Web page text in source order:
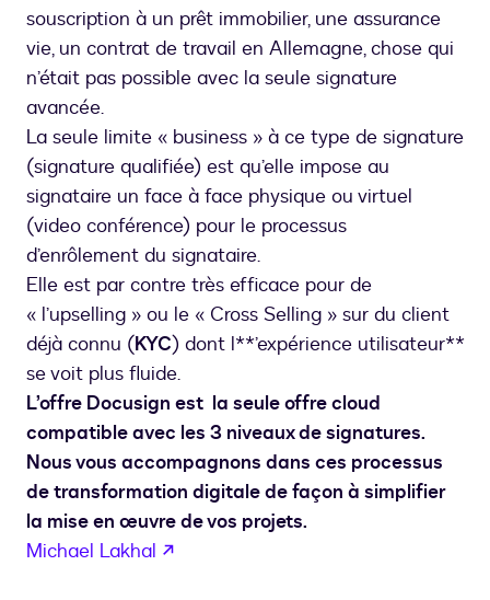
souscription à un prêt immobilier, une assurance
vie, un contrat de travail en Allemagne, chose qui
n’était pas possible avec la seule signature
avancée.
La seule limite « business » à ce type de signature
(signature qualifiée) est qu’elle impose au
signataire un face à face physique ou virtuel
(video conférence) pour le processus
d’enrôlement du signataire.
Elle est par contre très efficace pour de
« l’upselling » ou le « Cross Selling » sur du client
déjà connu (KYC) dont l**’expérience utilisateur**
se voit plus fluide.
L’offre Docusign est la seule offre cloud
compatible avec les 3 niveaux de signatures.
Nous vous accompagnons dans ces processus
de transformation digitale de façon à simplifier
la mise en œuvre de vos projets.
Michael Lakhal